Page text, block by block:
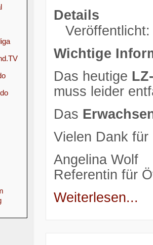
Details
Wichtige
Das heutige
muss leider
Das
Vielen Dank für
Angelina Wolf
Referentin für
Weiterlesen...